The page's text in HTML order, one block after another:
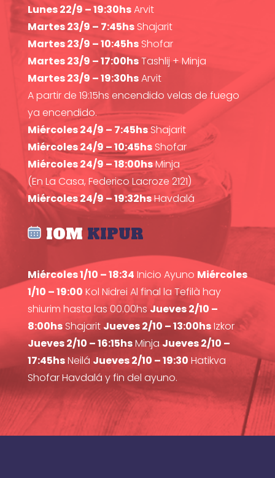
Lunes 22/9 – 19:30hsArvit
Martes 23/9 – 7:45hsShajarit
Martes 23/9 – 10:45hsShofar
Martes 23/9 – 17:00hsTashlij + Minja
Martes 23/9 – 19:30hsArvit
A partir de 19:15hs encendido velas de fuego
ya encendido.
Miércoles 24/9 – 7:45hsShajarit
Miércoles 24/9 – 10:45hsShofar
Miércoles 24/9 – 18:00hsMinja
(En La Casa, Federico Lacroze 2121)
Miércoles 24/9 – 19:32hsHavdalá
IOM KIPUR
Miércoles 1/10 – 18:34 Inicio Ayuno Miércoles
1/10 – 19:00 Kol Nidrei Al final la Tefilà hay
shiurim hasta las 00.00hsJueves 2/10 –
8:00hsShajarit Jueves 2/10 – 13:00hsIzkor
Jueves 2/10 – 16:15hsMinja Jueves 2/10 –
17:45hsNeilá Jueves 2/10 – 19:30 Hatikva
Shofar Havdalá y fin del ayuno.